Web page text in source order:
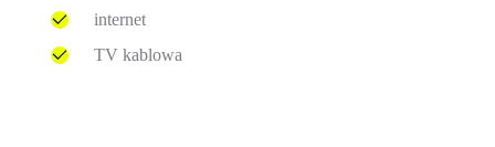
internet
TV kablowa